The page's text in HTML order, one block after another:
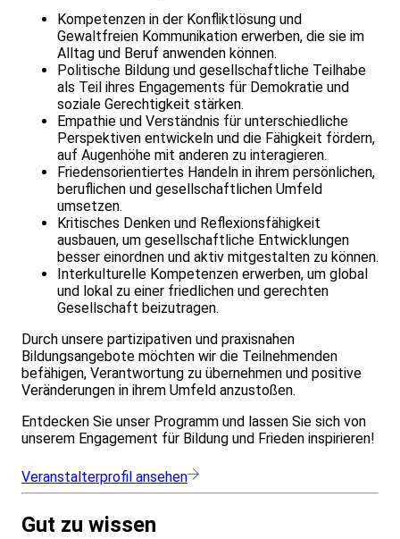
Kompetenzen in der Konfliktlösung und
Gewaltfreien Kommunikation erwerben, die sie im
Alltag und Beruf anwenden können.
Politische Bildung und gesellschaftliche Teilhabe
als Teil ihres Engagements für Demokratie und
soziale Gerechtigkeit stärken.
Empathie und Verständnis für unterschiedliche
Perspektiven entwickeln und die Fähigkeit fördern,
auf Augenhöhe mit anderen zu interagieren.
Friedensorientiertes Handeln in ihrem persönlichen,
beruflichen und gesellschaftlichen Umfeld
umsetzen.
Kritisches Denken und Reflexionsfähigkeit
ausbauen, um gesellschaftliche Entwicklungen
besser einordnen und aktiv mitgestalten zu können.
Interkulturelle Kompetenzen erwerben, um global
und lokal zu einer friedlichen und gerechten
Gesellschaft beizutragen.
Durch unsere partizipativen und praxisnahen
Bildungsangebote möchten wir die Teilnehmenden
befähigen, Verantwortung zu übernehmen und positive
Veränderungen in ihrem Umfeld anzustoßen.
Entdecken Sie unser Programm und lassen Sie sich von
unserem Engagement für Bildung und Frieden inspirieren!
Veranstalterprofil ansehen
Gut zu wissen